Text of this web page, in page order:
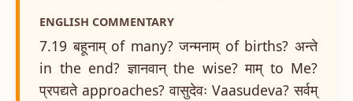
ENGLISH COMMENTARY
7.19 बहूनाम् of many? जन्मनाम् of births? अन्ते
in the end? ज्ञानवान् the wise? माम् to Me?
प्रपद्यते approaches? वासुदेवः Vaasudeva? सर्वम्